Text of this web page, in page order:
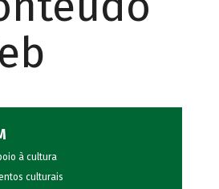
à cultura
culturais